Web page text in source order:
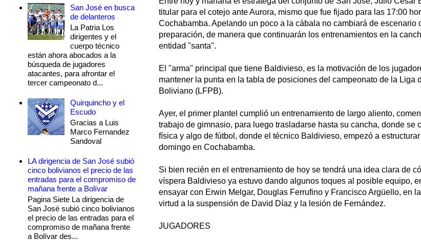
titular para el cotejo ante Aurora, mismo que fue fijado para las 17:00
Cochabamba. Apelando un poco a la cábala no cambiará de escenario
preparación, de manera que continuarán los entrenamientos en la
entidad "santa".
El "arma" principal que tiene Baldivieso, es la motivación de los
mantener la punta en la tabla de posiciones del campeonato de la Liga
Boliviano (LFPB).
Ayer, el primer plantel cumplió un entrenamiento de largo aliento,
trabajo de gimnasio, para luego trasladarse hasta su cancha, donde se
física y algo de fútbol, donde el técnico Baldivieso, empezó a
domingo en Cochabamba.
Si bien recién en el entrenamiento de hoy se tendrá una idea clara de
víspera Baldivieso ya estuvo dando algunos toques al posible equipo,
ensayar con Erwin Melgar, Douglas Ferrufino y Francisco Argüello, en
virtud a la suspensión de David Díaz y la lesión de Fernández.
JUGADORES
San José en busca
de delanteros
La Patria Los
dirigentes y el
cuerpo técnico
están ahora abocados a la
búsqueda de jugadores
atacantes, para afrontar el
tercer campeonato d...
Quirquincho y el
Escudo
Gracias a Luis
Marco Fernandez
Sandoval
LA dirigencia de San José subió
cinco bolivianos el precio de las
entradas para el compromiso de
mañana frente a Bolívar
Pagina Siete La dirigencia de
San José subió cinco bolivianos
el precio de las entradas para el
compromiso de mañana frente
a Bolívar des...